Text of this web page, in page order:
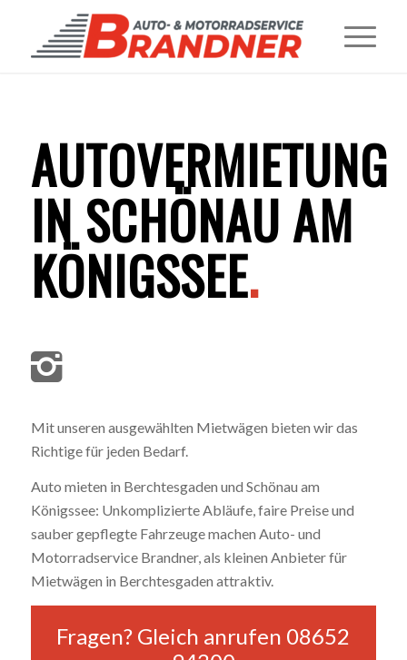
AUTOVERMIETUNG
IN SCHÖNAU AM
KÖNIGSSEE.
Mit unseren ausgewählten Mietwägen bieten wir das
Richtige für jeden Bedarf.
Auto mieten in Berchtesgaden und Schönau am
Königssee: Unkomplizierte Abläufe, faire Preise und
sauber gepflegte Fahrzeuge machen Auto- und
Motorradservice Brandner, als kleinen Anbieter für
Mietwägen in Berchtesgaden attraktiv.
Fragen? Gleich anrufen 08652